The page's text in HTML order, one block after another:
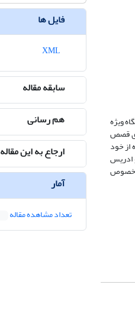
ویژه
قصص
از خود
ادریس
خصوص
فایل ها
سابقه مقاله
هم رسانی
ارجاع به این مقاله
آمار
تعداد مشاهده مقاله